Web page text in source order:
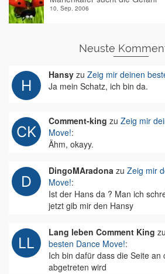
10. Sep. 2006
Neuste
Hansy zu Zeig mir deinen
Ja mein Schatz, ich bin da.
Comment-king zu Zeig mir
Move!:
Ähm, okayy.
DingoMAradona zu Zeig mir
Move!:
Ist der Hans da ? Man ich
jetzt gib mir den Hansy
Lang leben Comment King zu
besten Dance Move!:
Ich bin dafür dass die Seite an
abgetreten wird